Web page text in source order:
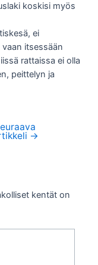
koskisi myös
ei
itsessään
rattaissa ei olla
peittelyn ja
→
kentät on